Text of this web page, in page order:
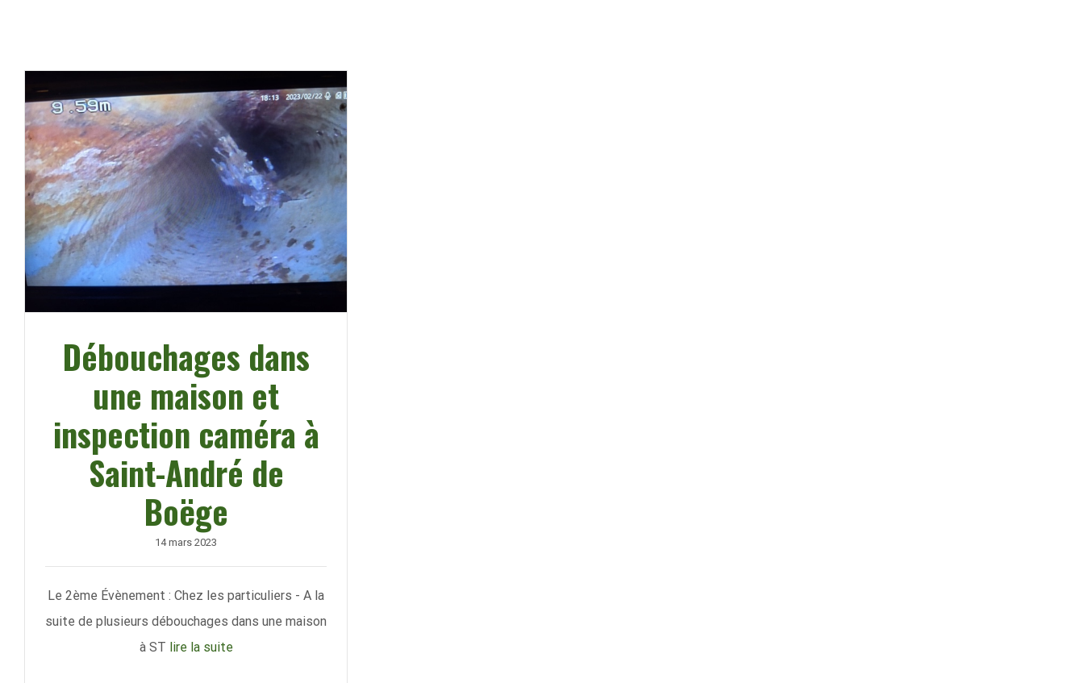
Débouchages dans
une maison et
inspection caméra à
Saint-André de
Boëge
14 mars 2023
Le 2ème Évènement : Chez les particuliers - A la
suite de plusieurs débouchages dans une maison
à ST lire la suite